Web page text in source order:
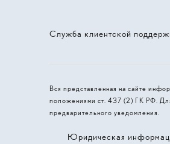
Служба клиентской
Вся представленная на сайте
положениями ст. 437 (2) ГК РФ.
предварительного уведомления.
Юридическая